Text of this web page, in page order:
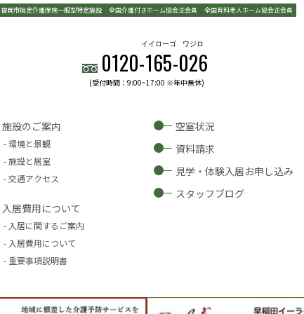
福岡市指定介護保険一般型特定施設 全国介護付きホーム協会正会員 全国有料老人ホーム協会正会員
0120-165
イイローゴ
-026
ワジロ
(受付時間：9:00~17:00 ※年中無休)
施設のご案内
環境と景観
施設と居室
交通アクセス
入居費用について
入居に関するご案内
入居費用について
重要事項説明書
空室状況
資料請求
見学・体験入居お申し込み
スタッフブログ